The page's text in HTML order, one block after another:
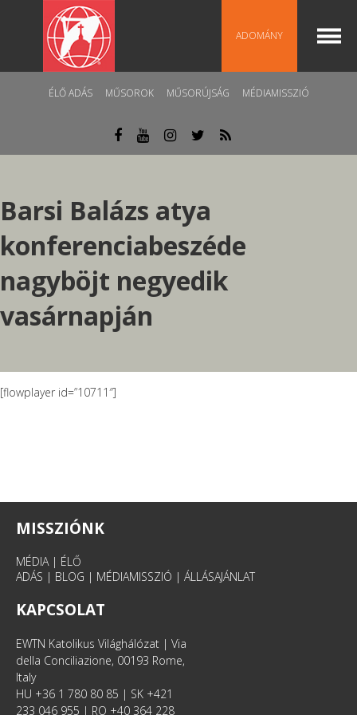
ADOMÁNY
ÉLŐ ADÁS MŰSOROK MŰSORÚJSÁG MÉDIAMISSZIÓ
Barsi Balázs atya
konferenciabeszéde
nagyböjt negyedik
vasárnapján
[flowplayer id=”10711″]
MISSZIÓNK
MÉDIA| ÉLŐ
ADÁS | BLOG | MÉDIAMISSZIÓ | ÁLLÁSAJÁNLAT
KAPCSOLAT
EWTN Katolikus Világhálózat | Via
della Conciliazione, 00193 Rome,
Italy
HU +36 1 780 80 85 | SK +421
233 046 955 | RO +40 364 228